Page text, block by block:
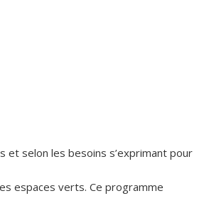
et selon les besoins s’exprimant pour
espaces verts. Ce programme